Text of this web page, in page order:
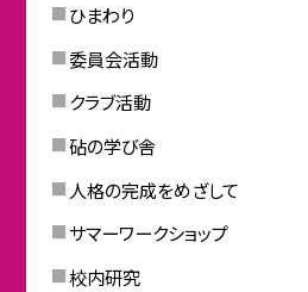
ひまわり
委員会活動
クラブ活動
砧の学び舎
人格の完成をめざして
サマーワークショップ
校内研究